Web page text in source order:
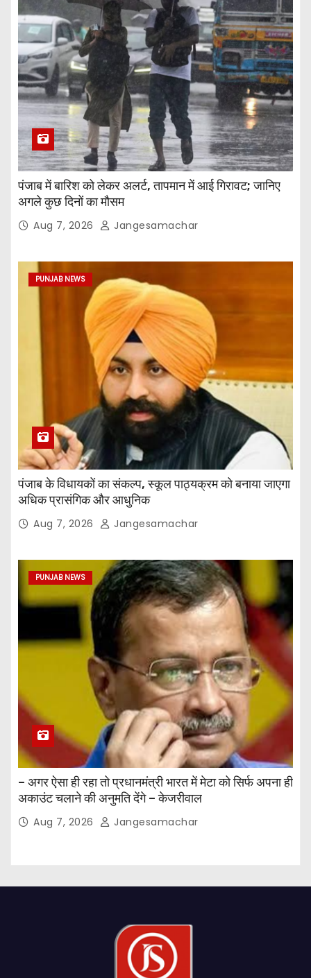
पंजाब में बारिश को लेकर अलर्ट, तापमान में आई गिरावट; जानिए
अगले कुछ दिनों का मौसम
Aug 7, 2026 Jangesamachar
PUNJAB NEWS
पंजाब के विधायकों का संकल्प, स्कूल पाठ्यक्रम को बनाया जाएगा
अधिक प्रासंगिक और आधुनिक
Aug 7, 2026 Jangesamachar
PUNJAB NEWS
– अगर ऐसा ही रहा तो प्रधानमंत्री भारत में मेटा को सिर्फ अपना ही
अकाउंट चलाने की अनुमति देंगे – केजरीवाल
Aug 7, 2026 Jangesamachar